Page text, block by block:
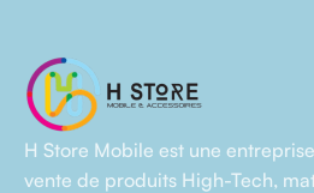
H Store Mobile est une
vente de produits High-Tech,